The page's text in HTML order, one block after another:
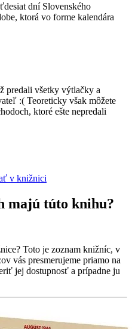
dní Slovenského
ktorá vo forme kalendára
predali všetky výtlačky a
:( Teoreticky však môžete
ktoré ešte nepredali
v knižnici
majú túto knihu?
Toto je zoznam knižníc, v
vás presmerujeme priamo na
jej dostupnosť a prípadne ju